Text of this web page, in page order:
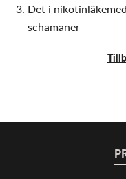
Det i
schamaner